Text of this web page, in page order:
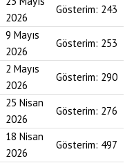
2026
Gösterim: 243
9 Mayıs
2026
Gösterim: 253
2 Mayıs
2026
Gösterim: 290
25 Nisan
2026
Gösterim: 276
18 Nisan
2026
Gösterim: 497